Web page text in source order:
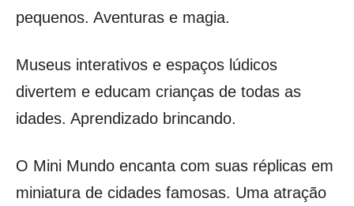
pequenos. Aventuras e magia.
Museus interativos e espaços lúdicos
divertem e educam crianças de todas as
idades. Aprendizado brincando.
O Mini Mundo encanta com suas réplicas em
miniatura de cidades famosas. Uma atração